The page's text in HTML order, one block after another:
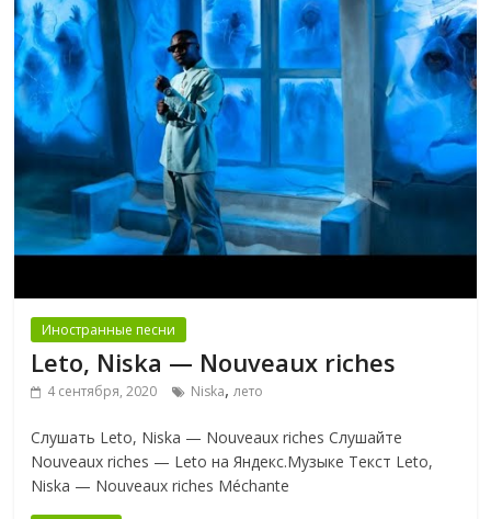
Иностранные песни
Leto, Niska — Nouveaux riches
4 сентября, 2020 Niska,лето
Слушать Leto, Niska — Nouveaux riches Слушайте
Nouveaux riches — Leto на Яндекс.Музыке Текст Leto,
Niska — Nouveaux riches Méchante